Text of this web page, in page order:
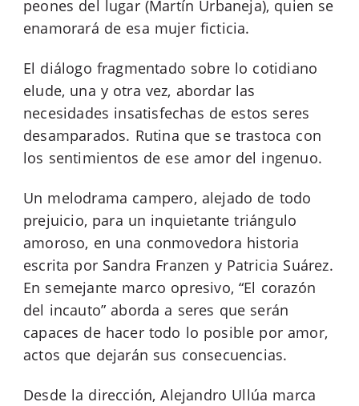
peones del lugar (Martín Urbaneja), quien se
enamorará de esa mujer ficticia.
El diálogo fragmentado sobre lo cotidiano
elude, una y otra vez, abordar las
necesidades insatisfechas de estos seres
desamparados. Rutina que se trastoca con
los sentimientos de ese amor del ingenuo.
Un melodrama campero, alejado de todo
prejuicio, para un inquietante triángulo
amoroso, en una conmovedora historia
escrita por Sandra Franzen y Patricia Suárez.
En semejante marco opresivo, “El corazón
del incauto” aborda a seres que serán
capaces de hacer todo lo posible por amor,
actos que dejarán sus consecuencias.
Desde la dirección, Alejandro Ullúa marca